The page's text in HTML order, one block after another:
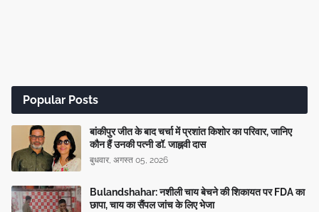
Popular Posts
बांकीपुर जीत के बाद चर्चा में प्रशांत किशोर का परिवार, जानिए
कौन हैं उनकी पत्नी डॉ. जाह्नवी दास
बुधवार, अगस्त 05, 2026
Bulandshahar: नशीली चाय बेचने की शिकायत पर FDA का
छापा, चाय का सैंपल जांच के लिए भेजा